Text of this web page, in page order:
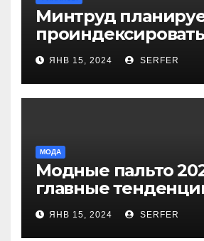
Минтруд
более 40 выплат и
компенсаций
ЯНВ 15, 2024 SERFER
МОДА
Модные пальто
главные
новинок
ЯНВ 15, 2024 SERFER